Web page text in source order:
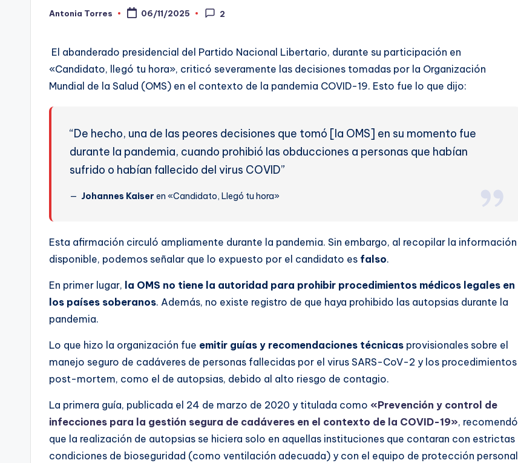
ki
Publicado
Antonia Torres 06/11/2025 2
El abanderado presidencial del Partido Nacional Libertario, durante su participación en
«Candidato, llegó tu hora», criticó severamente las decisiones tomadas por la Organización
Mundial de la Salud (OMS) en el contexto de la pandemia COVID-19. Esto fue lo que dijo:
“De hecho, una de las peores decisiones que tomó [la OMS] en su momento fue
durante la pandemia, cuando prohibió las obducciones a personas que habían
sufrido o habían fallecido del virus COVID”
Johannes Kaiser en «Candidato, Llegó tu hora»
Esta afirmación circuló ampliamente durante la pandemia. Sin embargo, al recopilar la información
disponible, podemos señalar que lo expuesto por el candidato es falso.
En primer lugar, la OMS no tiene la autoridad para prohibir procedimientos médicos legales en
los países soberanos. Además, no existe registro de que haya prohibido las autopsias durante la
pandemia.
Lo que hizo la organización fue emitir guías y recomendaciones técnicas provisionales sobre el
manejo seguro de cadáveres de personas fallecidas por el virus SARS-CoV-2 y los procedimientos
post-mortem, como el de autopsias, debido al alto riesgo de contagio.
La primera guía, publicada el 24 de marzo de 2020 y titulada como «Prevención y control de
infecciones para la gestión segura de cadáveres en el contexto de la COVID-19», recomendó
que la realización de autopsias se hiciera solo en aquellas instituciones que contaran con estrictas
condiciones de bioseguridad (como ventilación adecuada) y con el equipo de protección personal